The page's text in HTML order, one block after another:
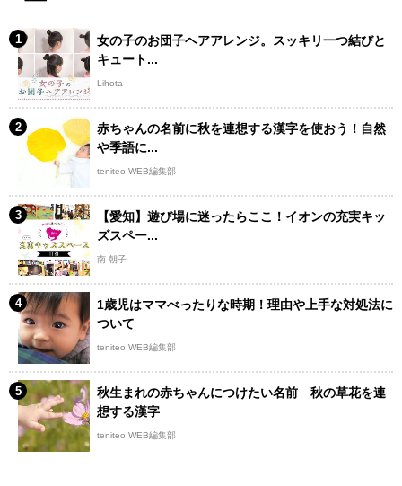
女の子のお団子ヘアアレンジ。スッキリ一つ結びと
キュート...
Lihota
赤ちゃんの名前に秋を連想する漢字を使おう！自然
や季語に...
teniteo WEB編集部
【愛知】遊び場に迷ったらここ！イオンの充実キッ
ズスペー...
南 朝子
1歳児はママべったりな時期！理由や上手な対処法に
ついて
teniteo WEB編集部
秋生まれの赤ちゃんにつけたい名前 秋の草花を連
想する漢字
teniteo WEB編集部